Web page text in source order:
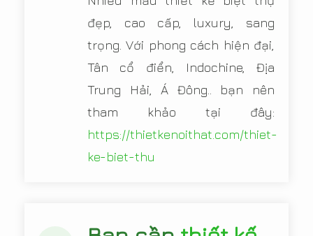
đẹp, cao cấp, luxury, sang
trọng. Với phong cách hiện đại,
Tân cổ điển, Indochine, Địa
Trung Hải, Á Đông.. bạn nên
tham khảo tại đây:
https://thietkenoithat.com/thiet-
ke-biet-thu